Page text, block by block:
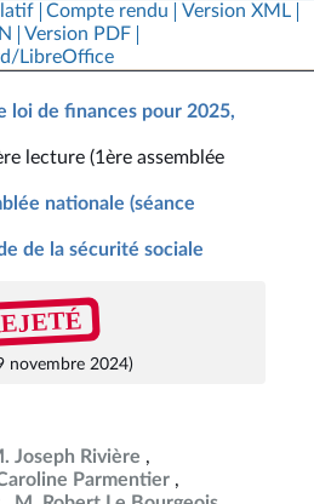
Compte rendu
Version XML
Version PDF
LibreOffice
loi de finances pour 2025,
lecture (1ère assemblée
nationale (séance
de la sécurité sociale
novembre 2024)
Joseph Rivière
Parmentier